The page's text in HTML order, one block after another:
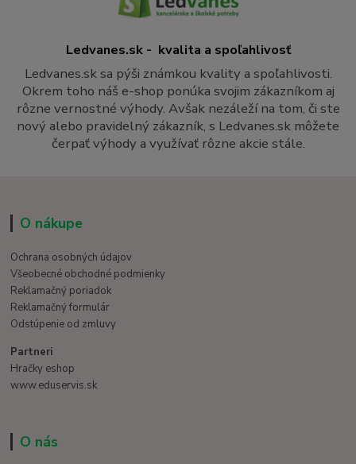
Ledvanes.sk - kvalita a spoľahlivosť
Ledvanes.sk sa pýši známkou kvality a spoľahlivosti.
Okrem toho náš e-shop ponúka svojim zákazníkom aj
rôzne vernostné výhody. Avšak nezáleží na tom, či ste
nový alebo pravidelný zákazník, s Ledvanes.sk môžete
čerpať výhody a využívať rôzne akcie stále.
O nákupe
Ochrana osobných údajov
Všeobecné obchodné podmienky
Reklamačný poriadok
Reklamačný formulár
Odstúpenie od zmluvy
Partneri
Hračky eshop
www.eduservis.sk
O nás